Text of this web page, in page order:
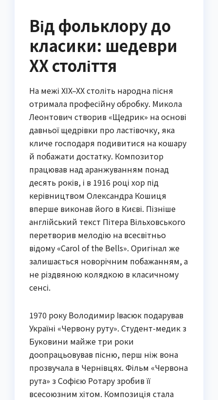
Від фольклору до
класики: шедеври
ХХ століття
На межі XIX–XX століть народна пісня
отримала професійну обробку. Микола
Леонтович створив «Щедрик» на основі
давньої щедрівки про ластівочку, яка
кличе господаря подивитися на кошару
й побажати достатку. Композитор
працював над аранжуванням понад
десять років, і в 1916 році хор під
керівництвом Олександра Кошиця
вперше виконав його в Києві. Пізніше
англійський текст Пітера Вільховського
перетворив мелодію на всесвітньо
відому «Carol of the Bells». Оригінал же
залишається новорічним побажанням, а
не різдвяною колядкою в класичному
сенсі.
1970 року Володимир Івасюк подарував
Україні «Червону руту». Студент-медик з
Буковини майже три роки
доопрацьовував пісню, перш ніж вона
прозвучала в Чернівцях. Фільм «Червона
рута» з Софією Ротару зробив її
всесоюзним хітом. Композиція стала